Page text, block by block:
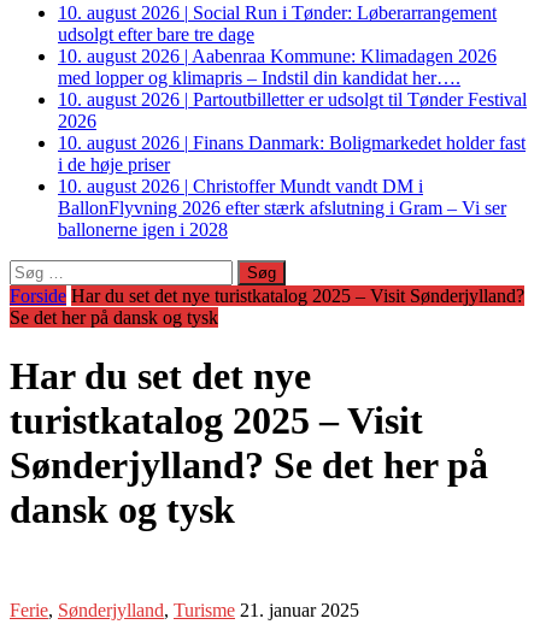
10. august 2026 | Social Run i Tønder: Løberarrangement
udsolgt efter bare tre dage
10. august 2026 | Aabenraa Kommune: Klimadagen 2026
med lopper og klimapris – Indstil din kandidat her….
10. august 2026 | Partoutbilletter er udsolgt til Tønder Festival
2026
10. august 2026 | Finans Danmark: Boligmarkedet holder fast
i de høje priser
10. august 2026 | Christoffer Mundt vandt DM i
BallonFlyvning 2026 efter stærk afslutning i Gram – Vi ser
ballonerne igen i 2028
Søg
efter:
Forside Har du set det nye turistkatalog 2025 – Visit Sønderjylland?
Se det her på dansk og tysk
Har du set det nye
turistkatalog 2025 – Visit
Sønderjylland? Se det her på
dansk og tysk
Ferie, Sønderjylland, Turisme 21. januar 2025